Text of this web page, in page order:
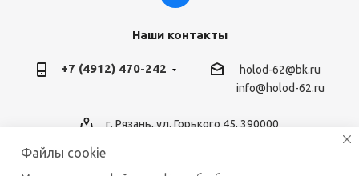
Наши контакты
+7 (4912) 470-242
holod-62@bk.ru
info@holod-62.ru
г. Рязань, ул. Горького 45, 390000
Файлы cookie